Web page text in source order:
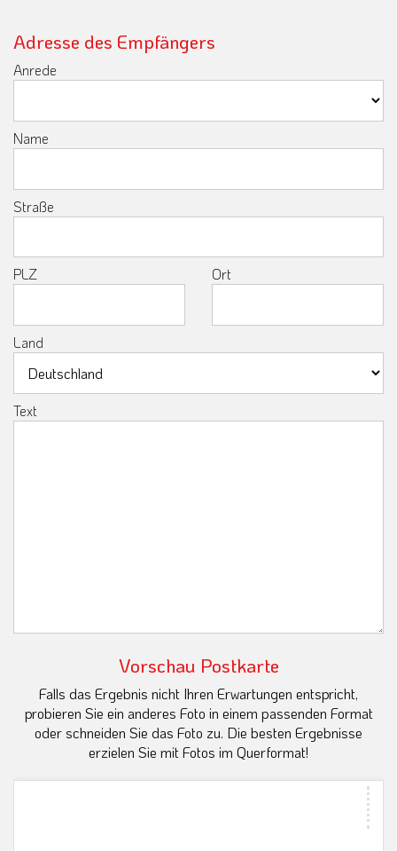
Adresse des Empfängers
Anrede
Name
Straße
PLZ Ort
Land
Text
Vorschau Postkarte
Falls das Ergebnis nicht Ihren Erwartungen entspricht,
probieren Sie ein anderes Foto in einem passenden Format
oder schneiden Sie das Foto zu. Die besten Ergebnisse
erzielen Sie mit Fotos im Querformat!